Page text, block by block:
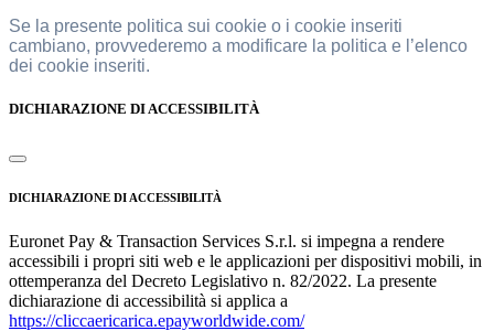
Se la presente politica sui cookie o i cookie inseriti
cambiano, provvederemo a modificare la politica e l’elenco
dei cookie inseriti.
DICHIARAZIONE DI ACCESSIBILITÀ
DICHIARAZIONE DI ACCESSIBILITÀ
Euronet Pay & Transaction Services S.r.l. si impegna a rendere
accessibili i propri siti web e le applicazioni per dispositivi mobili, in
ottemperanza del Decreto Legislativo n. 82/2022. La presente
dichiarazione di accessibilità si applica a
https://cliccaericarica.epayworldwide.com/